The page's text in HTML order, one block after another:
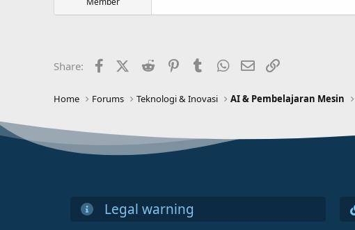
Share: FacebookX (Twitter)
Reddit PinterestTumblr WhatsApp
Email
Home Forums Teknologi & Inovasi AI & Pembelajaran Mesin
Legal warning